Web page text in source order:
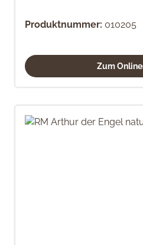
Produktnummer: 010205
Zum